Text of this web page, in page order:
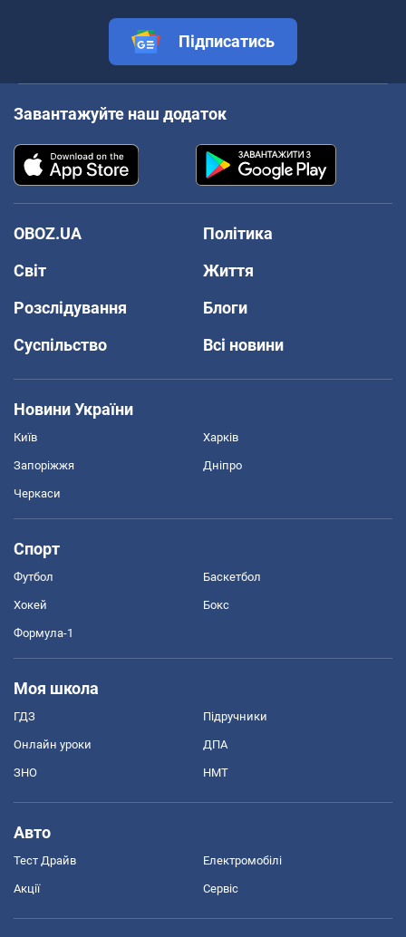
Підписатись
Завантажуйте наш додаток
OBOZ.UA
Політика
Світ
Життя
Розслідування
Блоги
Суспільство
Всі новини
Новини України
Київ Харків
Запоріжжя Дніпро
Черкаси
Спорт
Футбол Баскетбол
Хокей Бокс
Формула-1
Моя школа
ГДЗ Підручники
Онлайн уроки ДПА
ЗНО НМТ
Авто
Тест Драйв Електромобілі
Акції Сервіс